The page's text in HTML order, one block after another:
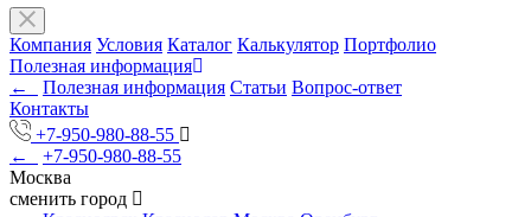
Компания Условия Каталог Калькулятор Портфолио
Полезная информация
←
Полезная информация Статьи Вопрос-ответ
Контакты
+7-950-980-88-55
←
+7-950-980-88-55
Москва
сменить город